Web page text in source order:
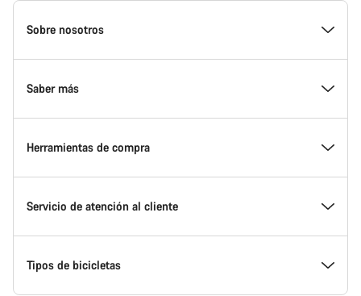
Canyon
Homepage
Sobre nosotros
Conoce Canyon
Innovación en Canyon
Canyon Factory Racing
Premios
Saber más
Eventos
Encuentra un punto de servicio Canyon
Equipos, deportistas y ciclistas
Herramientas de compra
Encuentra tu bicicleta
Bicicletas disponibles
Servicio de atención al cliente
Centro de ayuda
Tipos de bicicletas